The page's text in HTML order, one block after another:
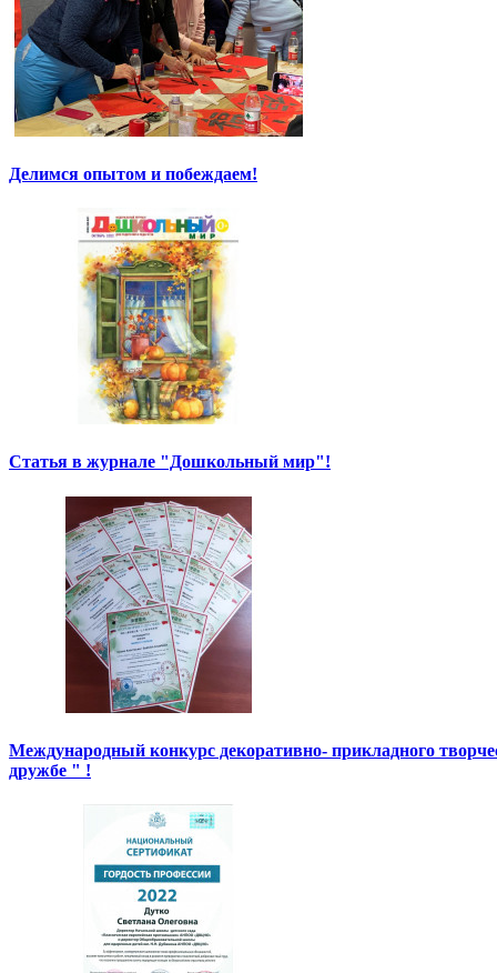
Делимся опытом и побеждаем!
Статья в журнале "Дошкольный мир"!
Международный конкурс декоративно- прикладного
дружбе " !